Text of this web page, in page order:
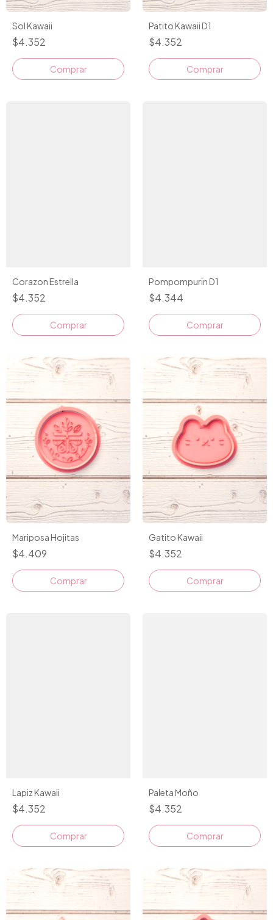
Sol Kawaii
$4.352
Comprar
Patito Kawaii D1
$4.352
Comprar
Corazon Estrella
$4.352
Comprar
Pompompurin D1
$4.344
Comprar
Mariposa Hojitas
$4.409
Comprar
Gatito Kawaii
$4.352
Comprar
Lapiz Kawaii
$4.352
Comprar
Paleta Moño
$4.352
Comprar